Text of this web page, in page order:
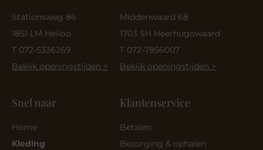
Stationsweg 86
1851 LM Heiloo
T 072-5336269
Bekijk openingstijden >
Middenwaard 68
1703 SH Heerhugowaard
T 072-7856007
Bekijk openingstijden >
Snel naar
Home
Kleding
Klantenservice
Betalen
Bezorging & ophalen